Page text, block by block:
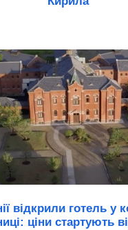
відкрили готель у
ціни стартують